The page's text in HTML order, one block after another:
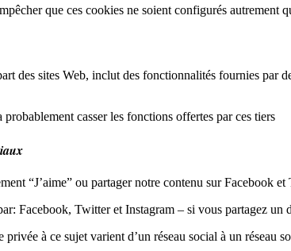
que ces cookies ne soient configurés autrement
des sites Web, inclut des fonctionnalités fournies par
casser les fonctions offertes par ces tiers
“J’aime” ou partager notre contenu sur Facebook
Facebook, Twitter et Instagram – si vous partagez un
à ce sujet varient d’un réseau social à un réseau